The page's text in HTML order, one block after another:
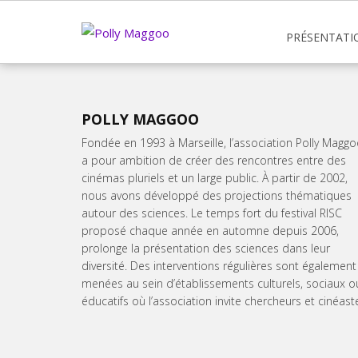
POLLY MAGGOO
Fondée en 1993 à Marseille, l’association Polly
a pour ambition de créer des rencontres entre des
cinémas pluriels et un large public. À partir de 2002,
nous avons développé des projections thématiques
autour des sciences. Le temps fort du festival RISC
proposé chaque année en automne depuis 2006,
prolonge la présentation des sciences dans leur
diversité. Des interventions régulières sont également
menées au sein d’établissements culturels, sociaux
éducatifs où l’association invite chercheurs et